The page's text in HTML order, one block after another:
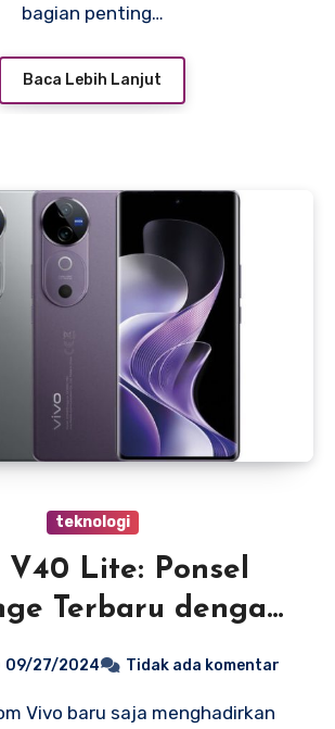
bagian penting…
Baca Lebih Lanjut
teknologi
V40 Lite: Ponsel
Terbaru dengan
09/27/2024 Tidak ada komentar